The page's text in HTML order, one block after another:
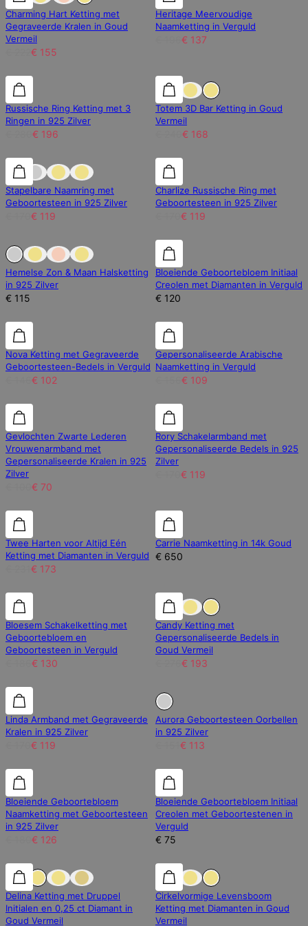
Charming Hart Ketting met
Gegraveerde Kralen in Goud
Vermeil
€ 155
Heritage Meervoudige
Naamketting in Verguld
€ 137
30% korting 30% korting
Russische Ring Ketting met 3
Ringen in 925 Zilver
€ 196
30% korting
Totem 3D Bar Ketting in Goud
Vermeil
€ 168
30% korting 30% korting
Stapelbare Naamring met
Geboortesteen in 925 Zilver
€ 119
30% korting
Charlize Russische Ring met
Geboortesteen in 925 Zilver
€ 119
Uitverkocht Uitverkocht
Hemelse Zon & Maan Halsketting
in 925 Zilver
€ 115
Labdiamanten
Bloeiende Geboortebloem Initiaal
Creolen met Diamanten in Verguld
€ 120
30% korting 30% korting
Nova Ketting met Gegraveerde
Geboortesteen-Bedels in Verguld
€ 102
30% korting
Gepersonaliseerde Arabische
Naamketting in Verguld
€ 109
30% korting 30% korting
Gevlochten Zwarte Lederen
Vrouwenarmband met
Gepersonaliseerde Kralen in 925
Zilver
€ 70
30% korting
Rory Schakelarmband met
Gepersonaliseerde Bedels in 925
Zilver
€ 119
25% korting 25% korting
Twee Harten voor Altijd Eén
Ketting met Diamanten in Verguld
€ 173
Carrie Naamketting in 14k Goud
€ 650
30% korting 30% korting
Bloesem Schakelketting met
Geboortebloem en
Geboortesteen in Verguld
€ 130
30% korting
Candy Ketting met
Gepersonaliseerde Bedels in
Goud Vermeil
€ 193
30% korting 30% korting
Linda Armband met Gegraveerde
Kralen in 925 Zilver
€ 119
Uitverkocht
Aurora Geboortesteen Oorbellen
in 925 Zilver
€ 113
30% korting 30% korting
Bloeiende Geboortebloem
Naamketting met Geboortesteen
in 925 Zilver
€ 126
Bloeiende Geboortebloem Initiaal
Creolen met Geboortestenen in
Verguld
€ 75
25% korting 25% korting
Delina Ketting met Druppel
Initialen en 0,25 ct Diamant in
Goud Vermeil
30% korting
Cirkelvormige Levensboom
Ketting met Diamanten in Goud
Vermeil